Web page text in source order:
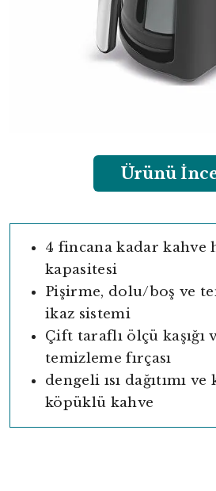
Ürünü
4 fincana kadar kahve
kapasitesi
Pişirme, dolu/boş ve
ikaz sistemi
Çift taraflı ölçü kaşığı
temizleme fırçası
dengeli ısı dağıtımı
köpüklü kahve